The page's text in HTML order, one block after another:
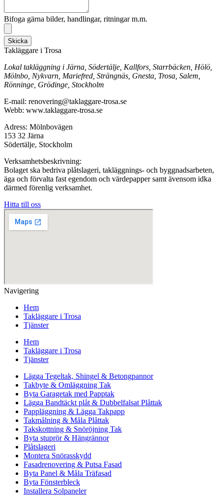
Bifoga gärna bilder, handlingar, ritningar m.m.
Skicka
Takläggare i Trosa
Lokal takläggning i Järna, Södertälje, Kallfors, Starrbäcken, Hölö,
Mölnbo, Nykvarn, Mariefred, Strängnäs, Gnesta, Trosa, Salem,
Rönninge, Grödinge, Stockholm
E-mail: renovering@taklaggare-trosa.se
Webb: www.taklaggare-trosa.se
Adress: Mölnbovägen
153 32 Järna
Södertälje, Stockholm
Verksamhetsbeskrivning:
Bolaget ska bedriva plåtslageri, takläggnings- och byggnadsarbeten,
äga och förvalta fast egendom och värdepapper samt ävensom idka
därmed förenlig verksamhet.
Hitta till oss
Navigering
Hem
Takläggare i Trosa
Tjänster
Hem
Takläggare i Trosa
Tjänster
Lägga Tegeltak, Shingel & Betongpannor
Takbyte & Omläggning Tak
Byta Garagetak med Papptak
Lägga Bandtäckt plåt & Dubbelfalsat Plåttak
Pappläggning & Lägga Takpapp
Takmålning & Måla Plåttak
Takskottning & Snöröjning Tak
Byta stuprör & Hängrännor
Plåtslageri
Montera Snörasskydd
Fasadrenovering & Putsa Fasad
Byta Panel & Måla Träfasad
Byta Fönsterbleck
Installera Solpaneler